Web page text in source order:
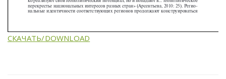
СКАЧАТЬ/DOWNLOAD